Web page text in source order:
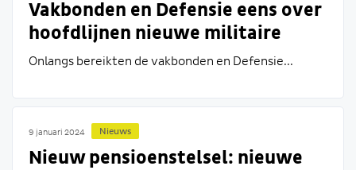
Vakbonden en Defensie eens over
hoofdlijnen nieuwe militaire
pensioenregeling
Onlangs bereikten de vakbonden en Defensie...
9 januari 2024 Nieuws
Nieuw pensioenstelsel: nieuwe